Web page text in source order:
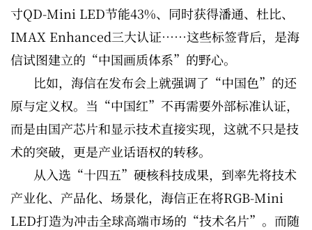
寸QD-Mini LED节能43%、同时获得潘通、杜比、
IMAX Enhanced三大认证……这些标签背后，是海
信试图建立的“中国画质体系”的野心。
比如，海信在发布会上就强调了“中国色”的还
原与定义权。当“中国红”不再需要外部标准认证，
而是由国产芯片和显示技术直接实现，这就不只是技
术的突破，更是产业话语权的转移。
从入选“十四五”硬核科技成果，到率先将技术
产业化、产品化、场景化，海信正在将RGB-Mini
LED打造为冲击全球高端市场的“技术名片”。而随